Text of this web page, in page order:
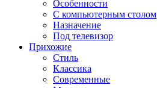
Особенности
С компьютерным столом
Назначение
Под телевизор
Прихожие
Стиль
Классика
Современные